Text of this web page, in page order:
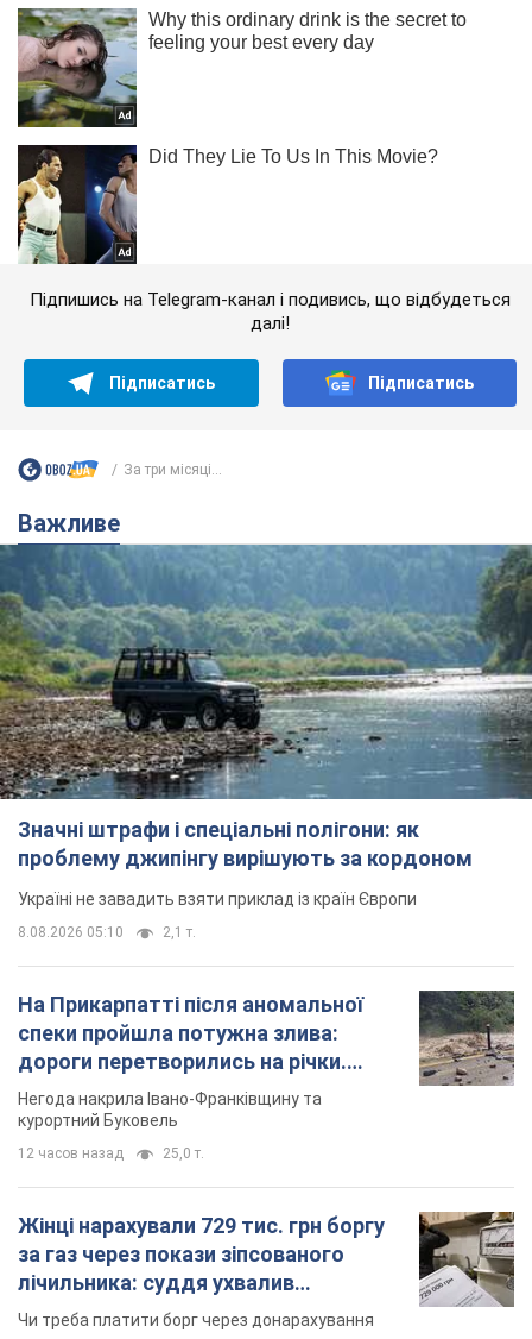
Підпишись на Telegram-канал і подивись, що відбудеться
далі!
Підписатись Підписатись
За три місяці...
Важливе
Значні штрафи і спеціальні полігони: як
проблему джипінгу вирішують за кордоном
Україні не завадить взяти приклад із країн Європи
8.08.2026 05:10 2,1 т.
На Прикарпатті після аномальної
спеки пройшла потужна злива:
дороги перетворились на річки.
Відео
Негода накрила Івано-Франківщину та
курортний Буковель
12 часов назад 25,0 т.
Жінці нарахували 729 тис. грн боргу
за газ через покази зіпсованого
лічильника: суддя ухвалив
неочікуване рішення
Чи треба платити борг через донарахування